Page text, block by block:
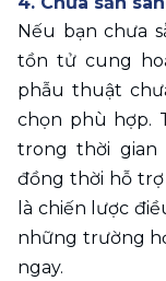
Nếu bạn chưa
tồn tử cung
phẫu thuật
chọn phù hợp.
trong thời gian
đồng thời hỗ
là chiến lược
những trường
ngay.